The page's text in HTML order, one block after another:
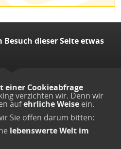
Besuch dieser Seite etwas
einer Cookieabfrage
verzichten wir. Denn wir
aufehrliche Weise ein.
Sie offen darum bitten:
lebenswerte Welt im